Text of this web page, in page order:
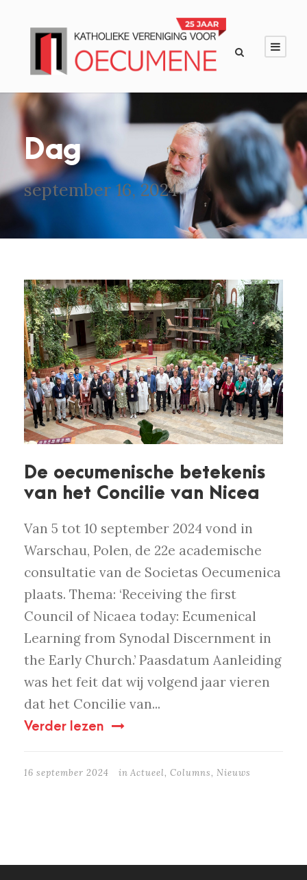
Dag
september 16, 2024
De oecumenische betekenis
van het Concilie van Nicea
Van 5 tot 10 september 2024 vond in
Warschau, Polen, de 22e academische
consultatie van de Societas Oecumenica
plaats. Thema: ‘Receiving the first
Council of Nicaea today: Ecumenical
Learning from Synodal Discernment in
the Early Church.’ Paasdatum Aanleiding
was het feit dat wij volgend jaar vieren
dat het Concilie van...
Verder lezen
16 september 2024 in Actueel, Columns, Nieuws